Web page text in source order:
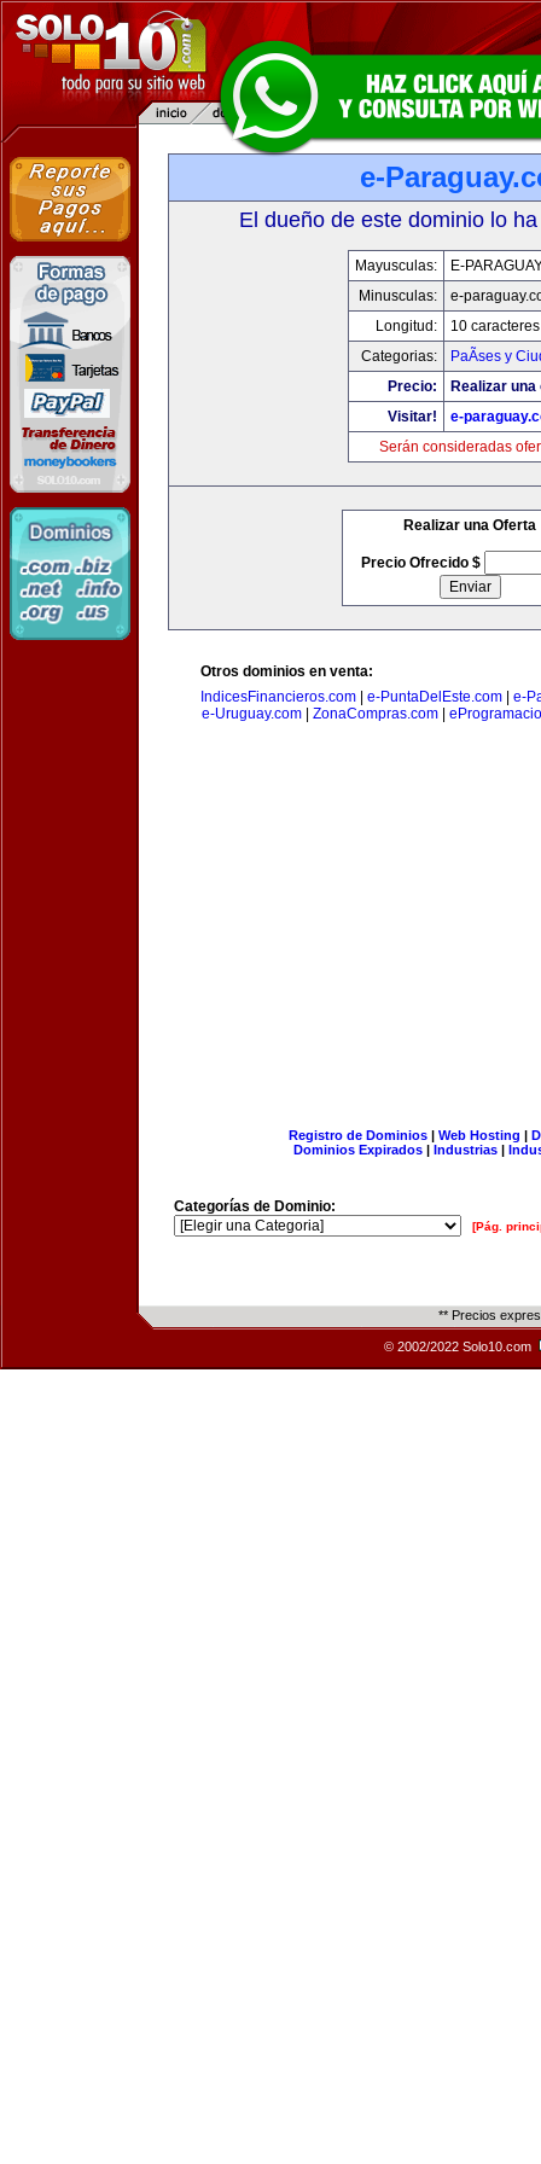
e-
El dueño de este dominio lo
Mayusculas:
E-
Minusculas:
e-
Longitud:
10 caracteres
Categorias:
PaÃ­ses y
Precio:
Realizar
Visitar!
e-
Serán consideradas
Realizar una Oferta
Precio Ofrecido $
Otros dominios en venta:
IndicesFinancieros.com
e-PuntaDelEste.com
e-
e-Uruguay.com
ZonaCompras.com
Registro de Dominios| Web Hosting |
Dominios Expirados | Industrias |
Categorías de Dominio:
[Pág.
** Precios
© 2002/2022 Solo10.com